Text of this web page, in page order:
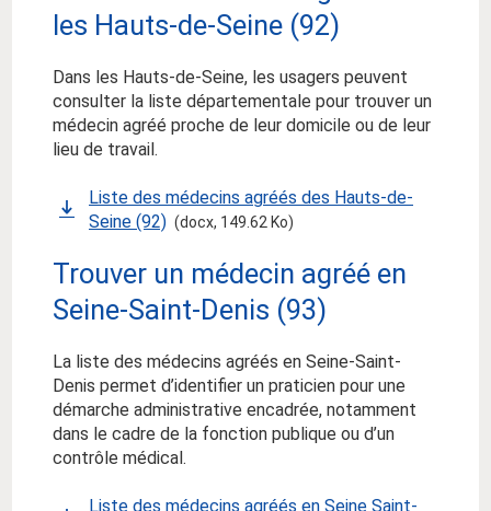
les Hauts-de-Seine (92)
Dans les Hauts-de-Seine, les usagers peuvent
consulter la liste départementale pour trouver un
médecin agréé proche de leur domicile ou de leur
lieu de travail.
Liste des médecins agréés des Hauts-de-
Seine (92) (docx, 149.62 Ko)
Trouver un médecin agréé en
Seine-Saint-Denis (93)
La liste des médecins agréés en Seine-Saint-
Denis permet d’identifier un praticien pour une
démarche administrative encadrée, notamment
dans le cadre de la fonction publique ou d’un
contrôle médical.
Liste des médecins agréés en Seine Saint-